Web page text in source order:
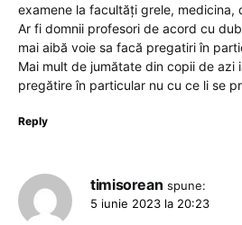
examene la facultăți grele,
Ar fi domnii profesori de acord cu
mai aibă voie sa facă pregatiri în
Mai mult de jumătate din copii de azi
pregătire în particular nu cu ce li se
Reply
timisorean spune:
5 iunie 2023 la 20:23